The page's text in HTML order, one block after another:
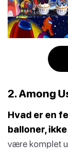
2. Among
Hvad er en
balloner,
være komplet